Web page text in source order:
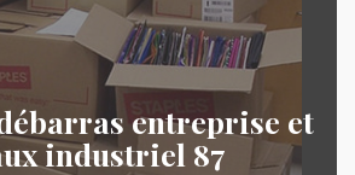
entreprise et
industriel 87